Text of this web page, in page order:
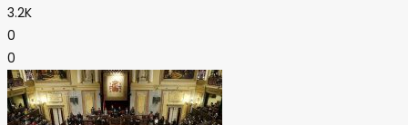
3.2K
0
0